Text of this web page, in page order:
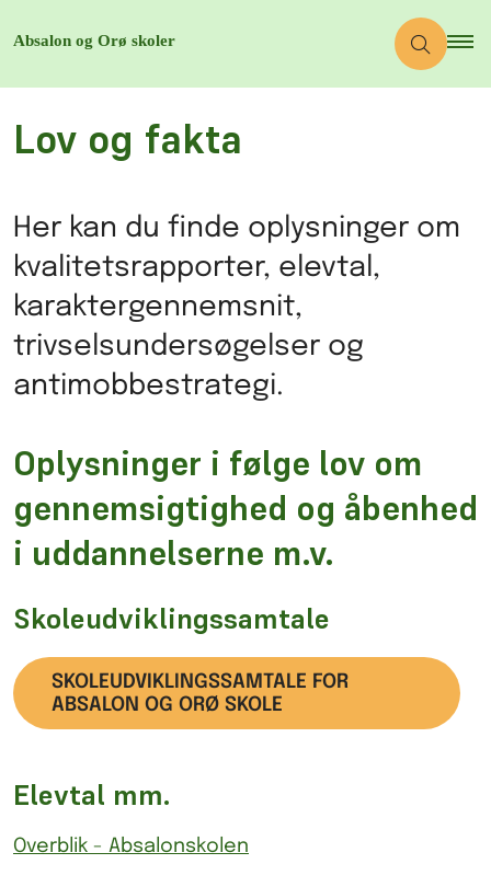
Lov og fakta
Her kan du finde oplysninger om
kvalitetsrapporter, elevtal,
karaktergennemsnit,
trivselsundersøgelser og
antimobbestrategi.
Oplysninger i følge lov om
gennemsigtighed og åbenhed
i uddannelserne m.v.
Skoleudviklingssamtale
SKOLEUDVIKLINGSSAMTALE FOR
ABSALON OG ORØ SKOLE
Elevtal mm.
Overblik - Absalonskolen